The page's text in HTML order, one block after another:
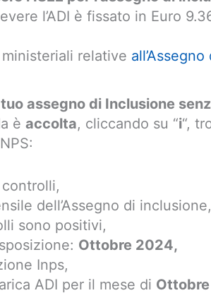
l’ADI è fissato in Euro
relative
assegno di Inclusione
è accolta, cliccando su “i“,
dell’Assegno di
sono positivi,
Ottobre 2024,
Inps,
ADI per il mese di